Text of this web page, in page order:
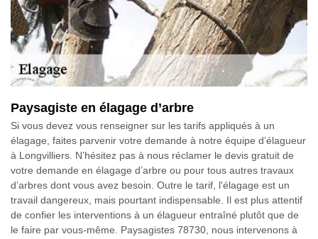
Paysagiste en élagage d’arbre
Si vous devez vous renseigner sur les tarifs appliqués à un
élagage, faites parvenir votre demande à notre équipe d’élagueur
à Longvilliers. N’hésitez pas à nous réclamer le devis gratuit de
votre demande en élagage d’arbre ou pour tous autres travaux
d’arbres dont vous avez besoin. Outre le tarif, l'élagage est un
travail dangereux, mais pourtant indispensable. Il est plus attentif
de confier les interventions à un élagueur entraîné plutôt que de
le faire par vous-même. Paysagistes 78730, nous intervenons à